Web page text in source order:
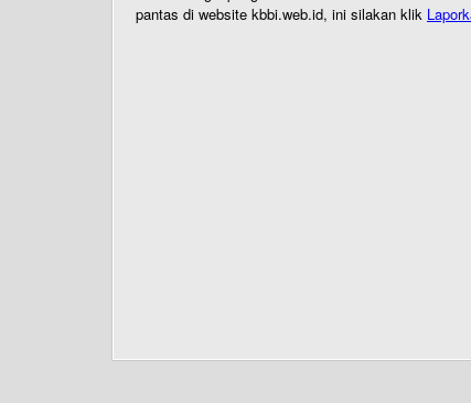
pantas di website kbbi.web.id, ini silakan klik